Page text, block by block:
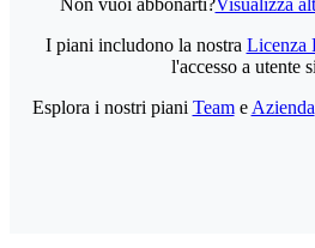
I piani includono la nostra Licenza
l'accesso a utente
Esplora i nostri piani Teame Azienda